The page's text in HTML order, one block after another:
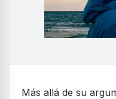
Más allá de su